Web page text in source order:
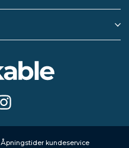
Åpningstider kundeservice